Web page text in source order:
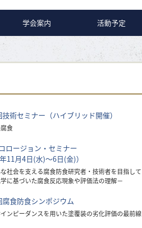
学会案内 活動予定
術セミナー（ハイブリッド開催）
食
ロージョン・セミナー
11月4日(水)〜6日(金)）
社会を支える腐食防食研究者・技術者を目指して
に基づいた腐食反応現象や評価法の理解－
食防食シンポジウム
ンピーダンスを用いた塗覆装の劣化評価の最前線